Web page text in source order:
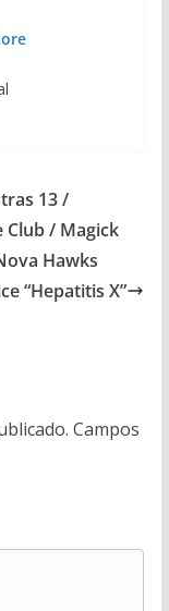
13 /
Club / Magick
Hawks
“Hepatitis X”
Campos